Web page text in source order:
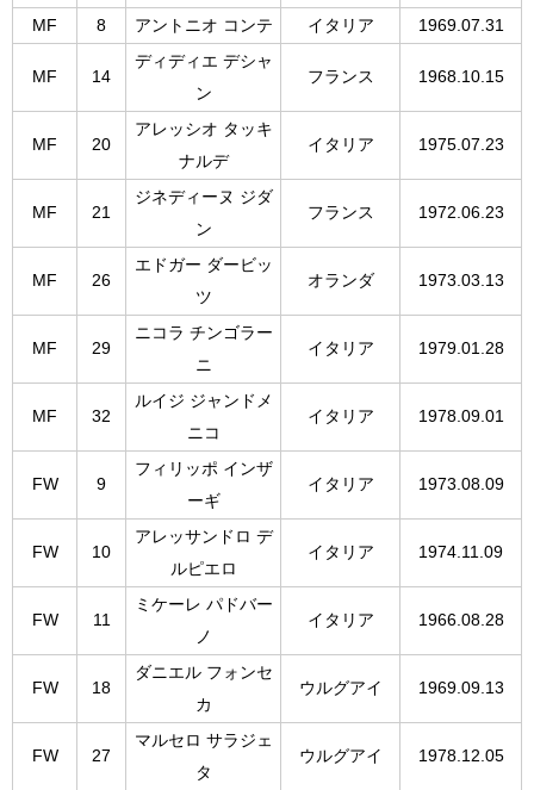
MF 8 アントニオ コンテ イタリア 1969.07.31
MF 14
ディディエ デシャ
ン
フランス 1968.10.15
MF 20
アレッシオ タッキ
ナルデ
イタリア 1975.07.23
MF 21
ジネディーヌ ジダ
ン
フランス 1972.06.23
MF 26
エドガー ダービッ
ツ
オランダ 1973.03.13
MF 29
ニコラ チンゴラー
ニ
イタリア 1979.01.28
MF 32
ルイジ ジャンドメ
ニコ
イタリア 1978.09.01
FW 9
フィリッポ インザ
ーギ
イタリア 1973.08.09
FW 10
アレッサンドロ デ
ルピエロ
イタリア 1974.11.09
FW 11
ミケーレ パドバー
ノ
イタリア 1966.08.28
FW 18
ダニエル フォンセ
カ
ウルグアイ 1969.09.13
FW 27
マルセロ サラジェ
タ
ウルグアイ 1978.12.05